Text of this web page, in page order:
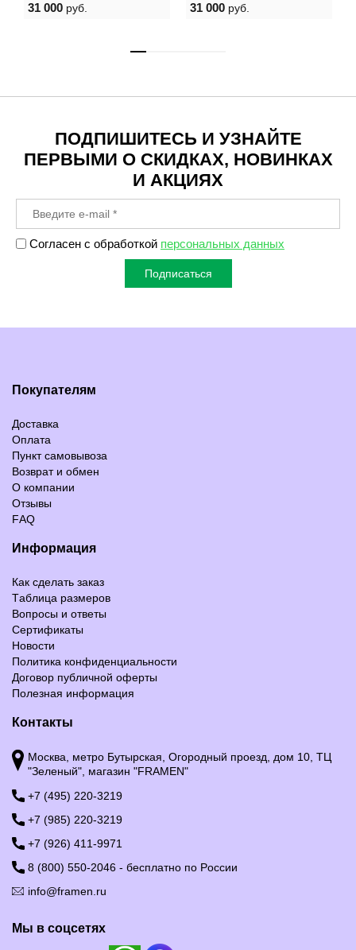
31 000 руб. 31 000 руб.
ПОДПИШИТЕСЬ И УЗНАЙТЕ
ПЕРВЫМИ О СКИДКАХ, НОВИНКАХ
И АКЦИЯХ
Согласен с обработкой персональных данных
Подписаться
Покупателям
Доставка
Оплата
Пункт самовывоза
Возврат и обмен
О компании
Отзывы
FAQ
Информация
Как сделать заказ
Таблица размеров
Вопросы и ответы
Сертификаты
Новости
Политика конфиденциальности
Договор публичной оферты
Полезная информация
Контакты
Москва, метро Бутырская, Огородный проезд, дом 10, ТЦ
"Зеленый", магазин "FRAMEN"
+7 (495) 220-3219
+7 (985) 220-3219
+7 (926) 411-9971
8 (800) 550-2046 - бесплатно по России
info@framen.ru
Мы в соцсетях